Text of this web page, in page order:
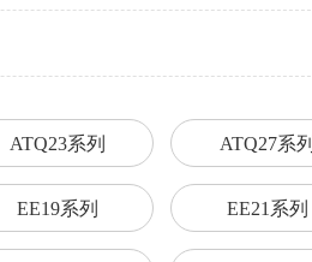
ATQ23系列 ATQ27系列
EE19系列 EE21系列